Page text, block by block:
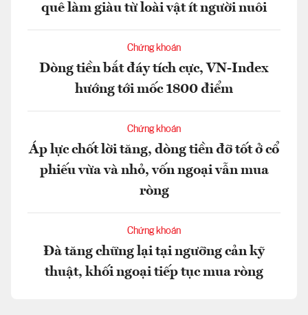
quê làm giàu từ loài vật ít người nuôi
Chứng khoán
Dòng tiền bắt đáy tích cực, VN-Index
hướng tới mốc 1800 điểm
Chứng khoán
Áp lực chốt lời tăng, dòng tiền đỡ tốt ở cổ
phiếu vừa và nhỏ, vốn ngoại vẫn mua
ròng
Chứng khoán
Đà tăng chững lại tại ngưỡng cản kỹ
thuật, khối ngoại tiếp tục mua ròng